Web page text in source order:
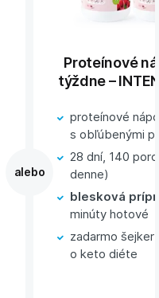
Proteínové
týždne –
proteínové
s obľúbenými
28 dní, 140
denne)
blesková
minúty hotové
zadarmo šejker
o keto diéte